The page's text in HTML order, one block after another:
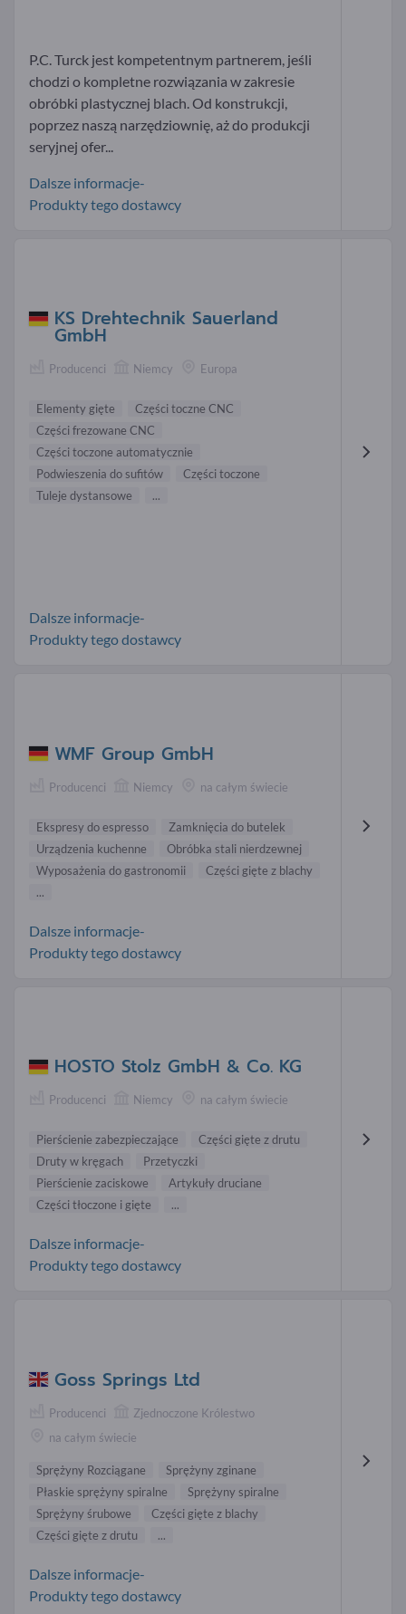
P.C. Turck jest kompetentnym partnerem, jeśli
chodzi o kompletne rozwiązania w zakresie
obróbki plastycznej blach. Od konstrukcji,
poprzez naszą narzędziownię, aż do produkcji
seryjnej ofer...
Dalsze informacje-
Produkty tego dostawcy
KS Drehtechnik Sauerland
GmbH
Producenci Niemcy Europa
Elementy gięte
Części toczne CNC
Części frezowane CNC
Części toczone automatycznie
Podwieszenia do sufitów
Części toczone
Tuleje dystansowe
...
Dalsze informacje-
Produkty tego dostawcy
WMF Group GmbH
Producenci Niemcy na całym świecie
Ekspresy do espresso
Zamknięcia do butelek
Urządzenia kuchenne
Obróbka stali nierdzewnej
Wyposażenia do gastronomii
Części gięte z blachy
...
Dalsze informacje-
Produkty tego dostawcy
HOSTO Stolz GmbH & Co. KG
Producenci Niemcy na całym świecie
Pierścienie zabezpieczające
Części gięte z drutu
Druty w kręgach
Przetyczki
Pierścienie zaciskowe
Artykuły druciane
Części tłoczone i gięte
...
Dalsze informacje-
Produkty tego dostawcy
Goss Springs Ltd
Producenci
Zjednoczone Królestwo
na całym świecie
Sprężyny Rozciągane
Sprężyny zginane
Płaskie sprężyny spiralne
Sprężyny spiralne
Sprężyny śrubowe
Części gięte z blachy
Części gięte z drutu
...
Dalsze informacje-
Produkty tego dostawcy